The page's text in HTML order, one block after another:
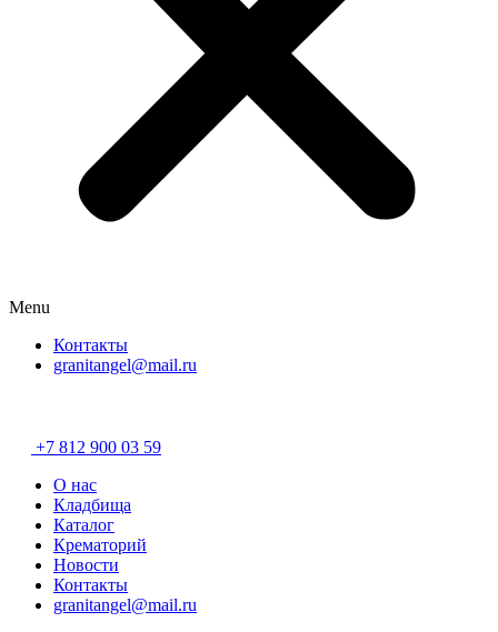
Menu
Контакты
granitangel@mail.ru
+7 812 900 03 59
О нас
Кладбища
Каталог
Крематорий
Новости
Контакты
granitangel@mail.ru